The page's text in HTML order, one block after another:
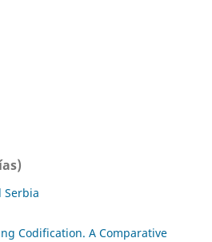
Serbia
Codification. A Comparative